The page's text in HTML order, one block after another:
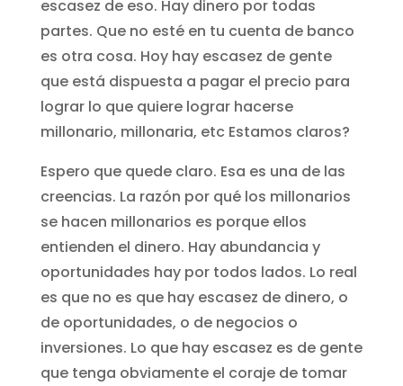
escasez de eso. Hay dinero por todas
partes. Que no esté en tu cuenta de banco
es otra cosa. Hoy hay escasez de gente
que está dispuesta a pagar el precio para
lograr lo que quiere lograr hacerse
millonario, millonaria, etc Estamos claros?
Espero que quede claro. Esa es una de las
creencias. La razón por qué los millonarios
se hacen millonarios es porque ellos
entienden el dinero. Hay abundancia y
oportunidades hay por todos lados. Lo real
es que no es que hay escasez de dinero, o
de oportunidades, o de negocios o
inversiones. Lo que hay escasez es de gente
que tenga obviamente el coraje de tomar